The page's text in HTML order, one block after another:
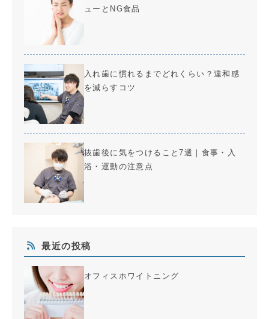
ューとNG食品
入れ歯に慣れるまでどれくらい？違和感
を減らすコツ
抜歯後に気をつけること7選｜食事・入
浴・運動の注意点
最近の投稿
オフィスホワイトニング